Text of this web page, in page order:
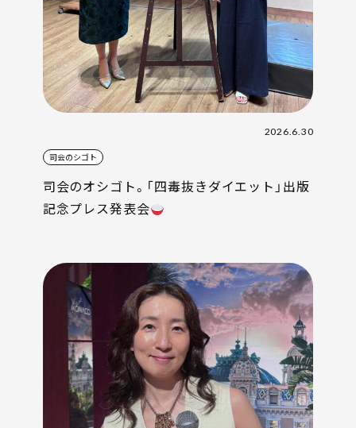
司会のシゴト
2026.6.30
司会のオシゴト。「四毒抜きダイエット」出版
記念プレス発表会